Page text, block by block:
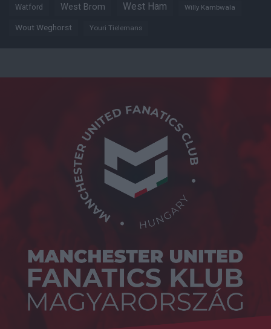
Watford West Brom West Ham Willy Kambwala
Wout Weghorst Youri Tielemans